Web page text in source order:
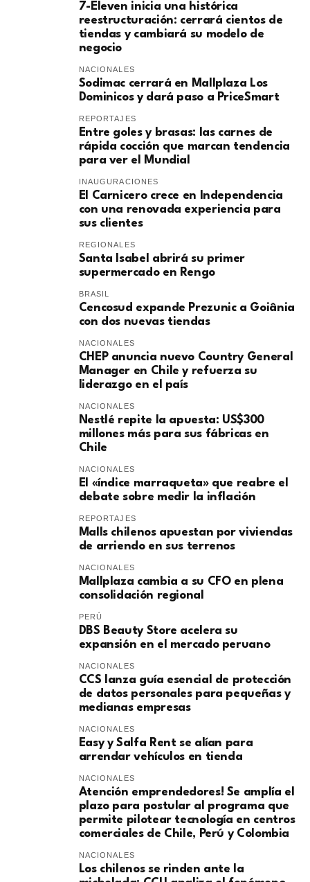
7-Eleven inicia una histórica
reestructuración: cerrará cientos de
tiendas y cambiará su modelo de
negocio
NACIONALES
Sodimac cerrará en Mallplaza Los
Dominicos y dará paso a PriceSmart
REPORTAJES
Entre goles y brasas: las carnes de
rápida cocción que marcan tendencia
para ver el Mundial
INAUGURACIONES
El Carnicero crece en Independencia
con una renovada experiencia para
sus clientes
REGIONALES
Santa Isabel abrirá su primer
supermercado en Rengo
BRASIL
Cencosud expande Prezunic a Goiânia
con dos nuevas tiendas
NACIONALES
CHEP anuncia nuevo Country General
Manager en Chile y refuerza su
liderazgo en el país
NACIONALES
Nestlé repite la apuesta: US$300
millones más para sus fábricas en
Chile
NACIONALES
El «índice marraqueta» que reabre el
debate sobre medir la inflación
REPORTAJES
Malls chilenos apuestan por viviendas
de arriendo en sus terrenos
NACIONALES
Mallplaza cambia a su CFO en plena
consolidación regional
PERÚ
DBS Beauty Store acelera su
expansión en el mercado peruano
NACIONALES
CCS lanza guía esencial de protección
de datos personales para pequeñas y
medianas empresas
NACIONALES
Easy y Salfa Rent se alían para
arrendar vehículos en tienda
NACIONALES
Atención emprendedores! Se amplía el
plazo para postular al programa que
permite pilotear tecnología en centros
comerciales de Chile, Perú y Colombia
NACIONALES
Los chilenos se rinden ante la